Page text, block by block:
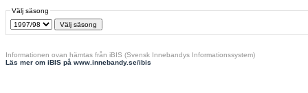
Välj säsong
Informationen ovan hämtas från iBIS (Svensk Innebandys Informationssystem)
Läs mer om iBIS på www.innebandy.se/ibis